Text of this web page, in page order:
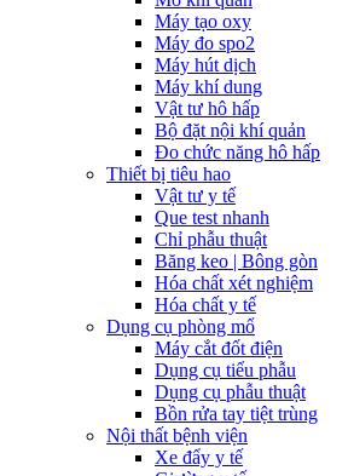
Máy tạo oxy
Máy đo spo2
Máy hút dịch
Máy khí dung
Vật tư hô hấp
Bộ đặt nội khí quản
Đo chức năng hô hấp
Thiết bị tiêu hao
Vật tư y tế
Que test nhanh
Chỉ phẫu thuật
Băng keo | Bông gòn
Hóa chất xét nghiệm
Hóa chất y tế
Dụng cụ phòng mổ
Máy cắt đốt điện
Dụng cụ tiểu phẫu
Dụng cụ phẫu thuật
Bồn rửa tay tiệt trùng
Nội thất bệnh viện
Xe đẩy y tế